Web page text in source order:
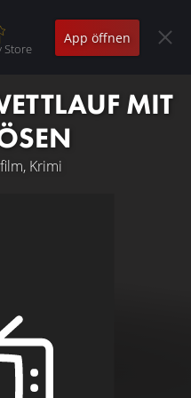
Store
App öffnen
MIT
Krimi